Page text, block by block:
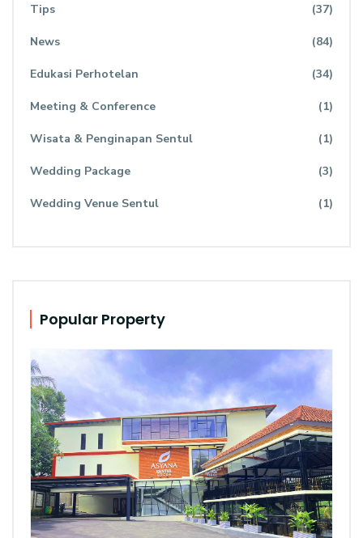
Tips (37)
News (84)
Edukasi Perhotelan (34)
Meeting & Conference (1)
Wisata & Penginapan Sentul (1)
Wedding Package (3)
Wedding Venue Sentul (1)
Popular Property